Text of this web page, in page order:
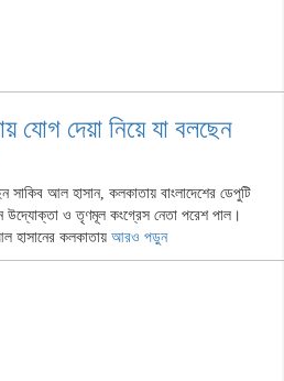
যোগ দেয়া নিয়ে যা বলছেন
সাকিব আল হাসান, কলকাতায় বাংলাদেশের ডেপুটি
উদ্যোক্তা ও তৃণমূল কংগ্রেস নেতা পরেশ পাল।
হাসানের কলকাতায় আরও পড়ুন